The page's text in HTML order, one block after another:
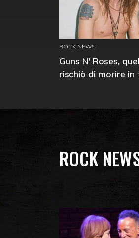
ROCK NEWS
Guns N' Roses,
rischiò di morire in
ROCK